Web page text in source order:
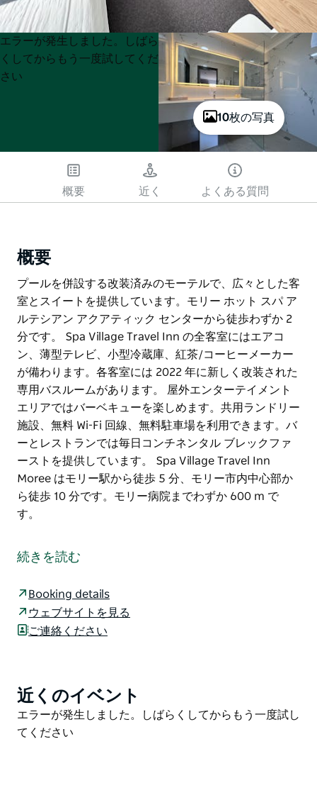
10枚の写真
Product
List
Product
List
エラーが発生しました。しばら
くしてからもう一度試してくだ
さい
概要 近く よくある質問
概要
プールを併設する改装済みのモーテルで、広々とした客
室とスイートを提供しています。モリー ホット スパ ア
ルテシアン アクアティック センターから徒歩わずか 2
分です。 Spa Village Travel Inn の全客室にはエアコ
ン、薄型テレビ、小型冷蔵庫、紅茶/コーヒーメーカー
が備わります。各客室には 2022 年に新しく改装された
専用バスルームがあります。 屋外エンターテイメント
エリアではバーベキューを楽しめます。共用ランドリー
施設、無料 Wi-Fi 回線、無料駐車場を利用できます。バ
ーとレストランでは毎日コンチネンタル ブレックファ
ーストを提供しています。 Spa Village Travel Inn
Moree はモリー駅から徒歩 5 分、モリー市内中心部か
ら徒歩 10 分です。モリー病院までわずか 600 m で
す。
室とスイートを提供しています。モリー ホット スパ ア
ルテシアン アクアティック センターから徒歩わずか 2
Spa Village Travel Inn の全客室にはエアコン、薄型テ
レビ、小型冷蔵庫、紅茶/コーヒーメーカーが備わりま
屋外エンターテイメント エリアではバーベキューを楽
しめます。共用ランドリー施設、無料 Wi-Fi 回線、無料
駐車場を利用できます。バーとレストランでは毎日コン
チネンタル ブレックファーストを提供しています。
続きを読む
Booking details
ウェブサイトを見る
ご連絡ください
Product
List
近くのイベント
Product
List
エラーが発生しました。しばらくしてからもう一度試し
てください